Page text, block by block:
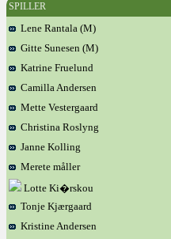
SPILLER
Lene Rantala (M)
Gitte Sunesen (M)
Katrine Fruelund
Camilla Andersen
Mette Vestergaard
Christina Roslyng
Janne Kolling
Merete måller
Lotte Ki�rskou
Tonje Kjærgaard
Kristine Andersen